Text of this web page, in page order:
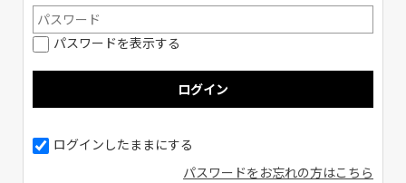
パスワードを表示する
ログインしたままにする
パスワードをお忘れの方はこちら